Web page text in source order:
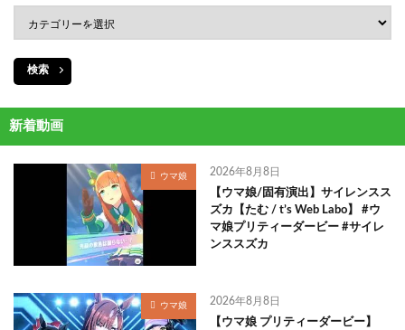
検索
新着動画
ウマ娘 2026年8月8日
【ウマ娘/固有演出】サイレンスス
ズカ【たむ / t’s Web Labo】 #ウ
マ娘プリティーダービー #サイレ
ンススズカ
ウマ娘 2026年8月8日
【ウマ娘 プリティーダービー】